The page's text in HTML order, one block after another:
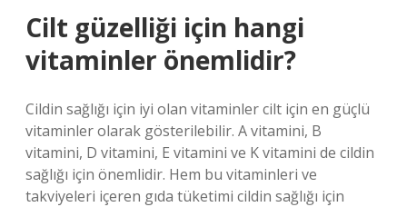
Cilt güzelliği için hangi
vitaminler önemlidir?
Cildin sağlığı için iyi olan vitaminler cilt için en güçlü
vitaminler olarak gösterilebilir. A vitamini, B
vitamini, D vitamini, E vitamini ve K vitamini de cildin
sağlığı için önemlidir. Hem bu vitaminleri ve
takviyeleri içeren gıda tüketimi cildin sağlığı için